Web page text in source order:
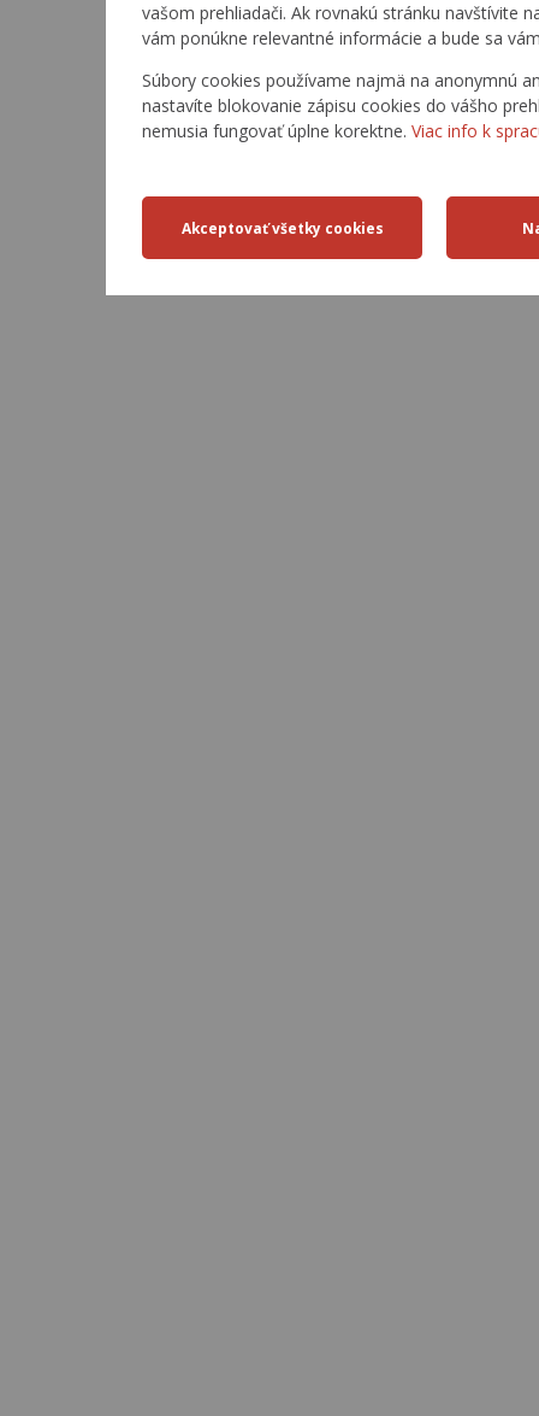
vašom prehliadači. Ak rovnakú stránku navštívite
vám ponúkne relevantné informácie a bude sa
Súbory cookies používame najmä na anonymnú
nastavíte blokovanie zápisu cookies do vášho
nemusia fungovať úplne korektne. Viac info k